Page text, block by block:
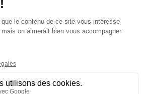
Leaflet